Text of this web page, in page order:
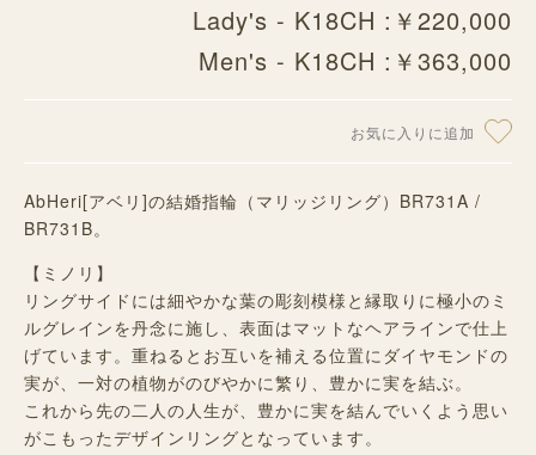
Lady's - K18CH :￥220,000
Men's - K18CH :￥363,000
お気に入りに追加
AbHeri[アベリ]の結婚指輪（マリッジリング）BR731A /
BR731B。
【ミノリ】
リングサイドには細やかな葉の彫刻模様と縁取りに極小のミ
ルグレインを丹念に施し、表面はマットなヘアラインで仕上
げています。重ねるとお互いを補える位置にダイヤモンドの
実が、一対の植物がのびやかに繁り、豊かに実を結ぶ。
これから先の二人の人生が、豊かに実を結んでいくよう思い
がこもったデザインリングとなっています。